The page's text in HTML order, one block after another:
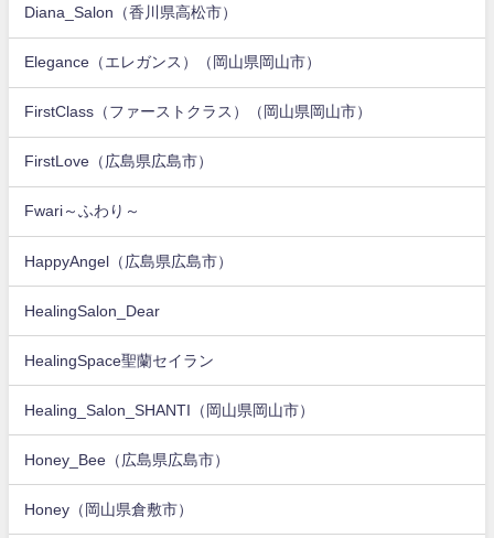
Diana_Salon（香川県高松市）
Elegance（エレガンス）（岡山県岡山市）
FirstClass（ファーストクラス）（岡山県岡山市）
FirstLove（広島県広島市）
Fwari～ふわり～
HappyAngel（広島県広島市）
HealingSalon_Dear
HealingSpace聖蘭セイラン
Healing_Salon_SHANTI（岡山県岡山市）
Honey_Bee（広島県広島市）
Honey（岡山県倉敷市）